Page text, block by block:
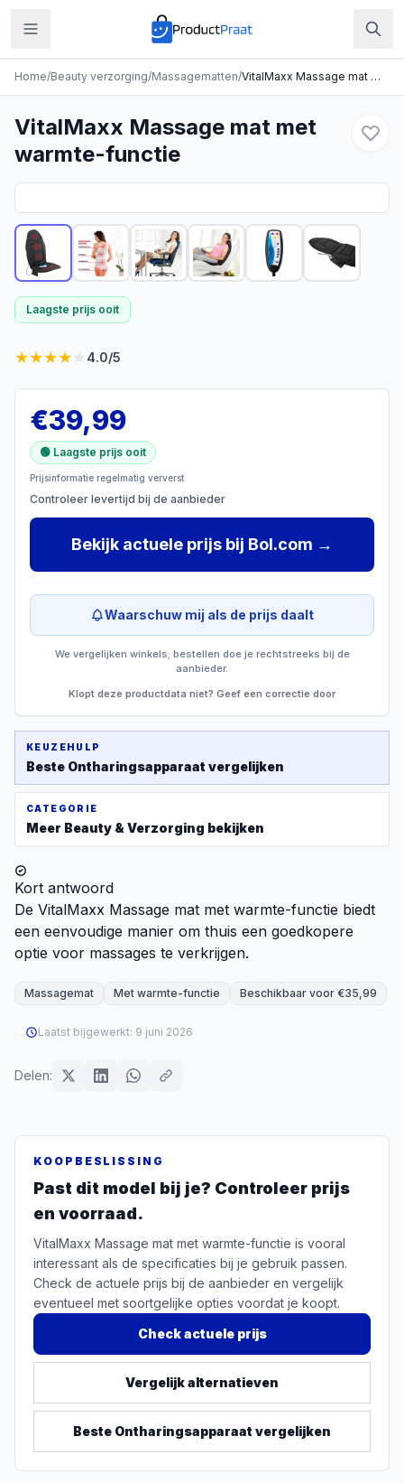
Home/Beauty verzorging/Massagematten/ VitalMaxx Massage mat met warmte-functie
VitalMaxx Massage mat met
warmte-functie
Laagste prijs ooit
★★★★ 4.0/5
€39,99
🟢 Laagste prijs ooit
Prijsinformatie regelmatig ververst
Controleer levertijd bij de aanbieder
Bekijk actuele prijs bij Bol.com →
Waarschuw mij als de prijs daalt
We vergelijken winkels; bestellen doe je rechtstreeks bij de
aanbieder.
Klopt deze productdata niet? Geef een correctie door
KEUZEHULP
Beste Ontharingsapparaat vergelijken
CATEGORIE
Meer Beauty & Verzorging bekijken
Kort antwoord
De VitalMaxx Massage mat met warmte-functie biedt
een eenvoudige manier om thuis een goedkopere
optie voor massages te verkrijgen.
Massagemat Met warmte-functie Beschikbaar voor €35,99
Laatst bijgewerkt: 9 juni 2026
Delen:
KOOPBESLISSING
Past dit model bij je? Controleer prijs
en voorraad.
VitalMaxx Massage mat met warmte-functie is vooral
interessant als de specificaties bij je gebruik passen.
Check de actuele prijs bij de aanbieder en vergelijk
eventueel met soortgelijke opties voordat je koopt.
Check actuele prijs
Vergelijk alternatieven
Beste Ontharingsapparaat vergelijken